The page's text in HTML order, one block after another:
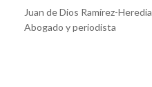
Juan de Dios Ramírez-
Abogado y periodista